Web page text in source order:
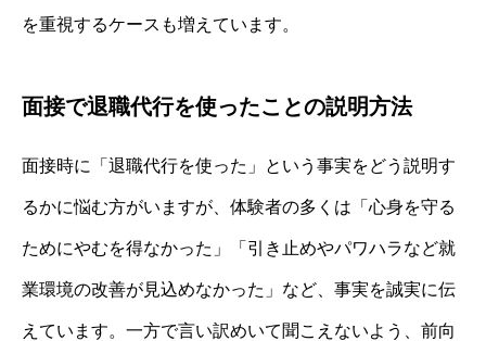
を重視するケースも増えています。
面接で退職代行を使ったことの説明方法
面接時に「退職代行を使った」という事実をどう説明す
るかに悩む方がいますが、体験者の多くは「心身を守る
ためにやむを得なかった」「引き止めやパワハラなど就
業環境の改善が見込めなかった」など、事実を誠実に伝
えています。一方で言い訳めいて聞こえないよう、前向